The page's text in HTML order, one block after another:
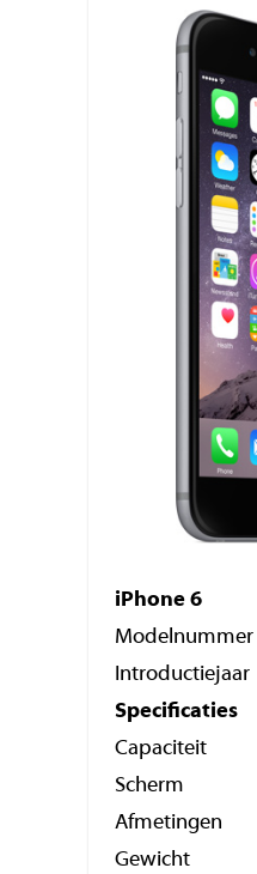
iPhone 6
Modelnummer
Introductiejaar
Specificaties
Capaciteit
Scherm
Afmetingen
Gewicht